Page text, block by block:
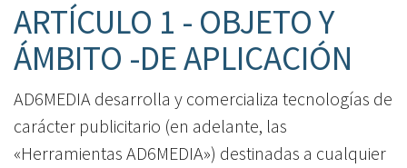
ARTÍCULO 1 - OBJETO Y
ÁMBITO -DE APLICACIÓN
AD6MEDIA desarrolla y comercializa tecnologías de
carácter publicitario (en adelante, las
«Herramientas AD6MEDIA») destinadas a cualquier